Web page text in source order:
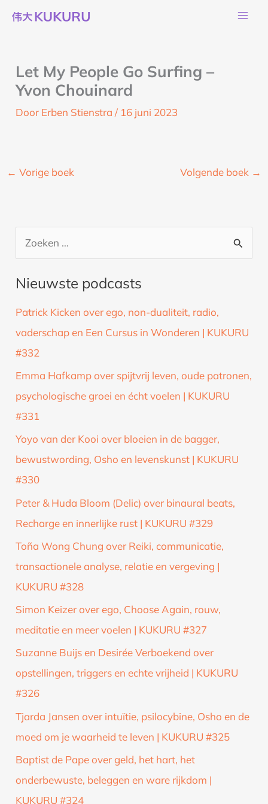
naar
Let My People Go Surfing –
Yvon Chouinard
Door Erben Stienstra/ 16 juni 2023
← Vorige boek Volgende boek →
e
k
a
Nieuwste podcasts
Patrick Kicken over ego, non-dualiteit, radio,
vaderschap en Een Cursus in Wonderen | KUKURU
#332
Emma Hafkamp over spijtvrij leven, oude patronen,
psychologische groei en écht voelen | KUKURU
#331
Yoyo van der Kooi over bloeien in de bagger,
bewustwording, Osho en levenskunst | KUKURU
#330
Peter & Huda Bloom (Delic) over binaural beats,
Recharge en innerlijke rust | KUKURU #329
Toña Wong Chung over Reiki, communicatie,
transactionele analyse, relatie en vergeving |
KUKURU #328
Simon Keizer over ego, Choose Again, rouw,
meditatie en meer voelen | KUKURU #327
Suzanne Buijs en Desirée Verboekend over
opstellingen, triggers en echte vrijheid | KUKURU
#326
Tjarda Jansen over intuïtie, psilocybine, Osho en de
moed om je waarheid te leven | KUKURU #325
Baptist de Pape over geld, het hart, het
onderbewuste, beleggen en ware rijkdom |
KUKURU #324